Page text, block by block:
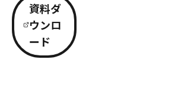
資料ダ
ウンロ
ード